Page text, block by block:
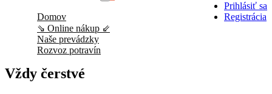
Prihlásiť sa
Registrácia
Domov
⇘ Online nákup ⇙
Naše prevádzky
Rozvoz potravín
Vždy čerstvé